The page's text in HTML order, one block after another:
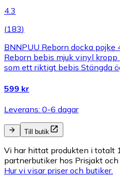
4.3
(183)
BNNPUU Reborn docka
Reborn bebis mjuk vinyl
som ett riktigt bebis Stängda
599 kr
Leverans: 0-6 dagar
Till butik
Vi har hittat produkten i totalt
partnerbutiker hos Prisjakt
Hur vi visar priser och butiker.